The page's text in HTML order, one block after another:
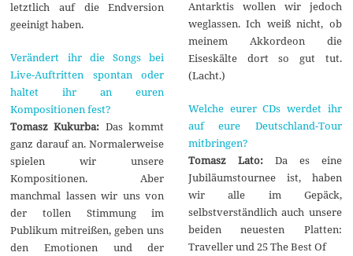
letztlich auf die Endversion
geeinigt haben.
Verändert ihr die Songs bei
Live-Auftritten spontan oder
haltet ihr an euren
Kompositionen fest?
Tomasz Kukurba: Das kommt
ganz darauf an. Normalerweise
spielen wir unsere
Kompositionen. Aber
manchmal lassen wir uns von
der tollen Stimmung im
Publikum mitreißen, geben uns
den Emotionen und der
Antarktis wollen wir jedoch
weglassen. Ich weiß nicht, ob
meinem Akkordeon die
Eiseskälte dort so gut tut.
(Lacht.)
Welche eurer CDs werdet ihr
auf eure Deutschland-Tour
mitbringen?
Tomasz Lato:Da es eine
Jubiläumstournee ist, haben
wir alle im Gepäck,
selbstverständlich auch unsere
beiden neuesten Platten:
Traveller und 25 The Best Of